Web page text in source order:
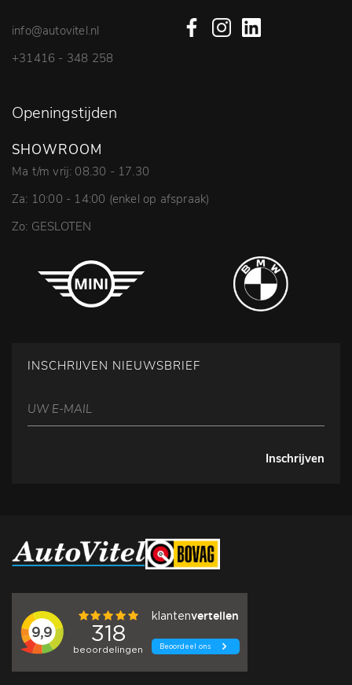
info@autovitel.nl
+31416 - 348 258
Openingstijden
SHOWROOM
Ma t/m vrij: 08.30 - 17.30
Za: 10:00 - 14:00 (enkel op afspraak)
Zo: GESLOTEN
INSCHRIJVEN NIEUWSBRIEF
Inschrijven